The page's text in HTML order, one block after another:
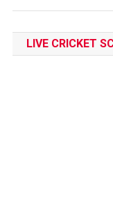
LIVE CRICKET